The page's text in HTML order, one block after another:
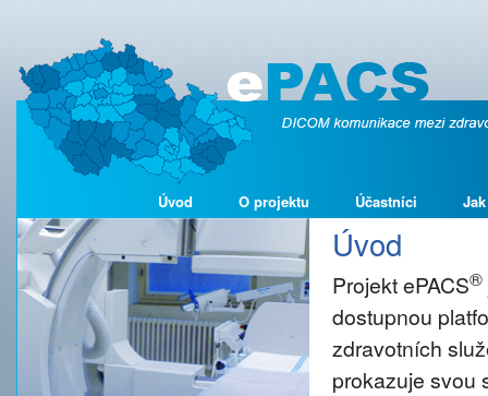
Úvod O projektu Účastníci
Úvod
Projekt ePACS®
dostupnou
zdravotních
prokazuje svou